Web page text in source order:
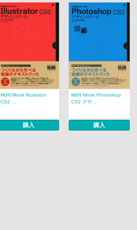
MdN Mook Illustrator
CS2 ...
購入
MdN Mook Photoshop
CS2 デザ...
購入